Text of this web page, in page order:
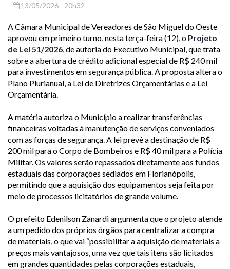
13/05/2026 - 20h32
A Câmara Municipal de Vereadores de São Miguel do Oeste
aprovou em primeiro turno, nesta terça-feira (12), o Projeto
de Lei 51/2026, de autoria do Executivo Municipal, que trata
sobre a abertura de crédito adicional especial de R$ 240 mil
para investimentos em segurança pública. A proposta altera o
Plano Plurianual, a Lei de Diretrizes Orçamentárias e a Lei
Orçamentária.
A matéria autoriza o Município a realizar transferências
financeiras voltadas à manutenção de serviços conveniados
com as forças de segurança. A lei prevê a destinação de R$
200 mil para o Corpo de Bombeiros e R$ 40 mil para a Polícia
Militar. Os valores serão repassados diretamente aos fundos
estaduais das corporações sediados em Florianópolis,
permitindo que a aquisição dos equipamentos seja feita por
meio de processos licitatórios de grande volume.
O prefeito Edenilson Zanardi argumenta que o projeto atende
a um pedido dos próprios órgãos para centralizar a compra
de materiais, o que vai “possibilitar a aquisição de materiais a
preços mais vantajosos, uma vez que tais itens são licitados
em grandes quantidades pelas corporações estaduais,